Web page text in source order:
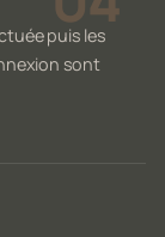
puis les
sont